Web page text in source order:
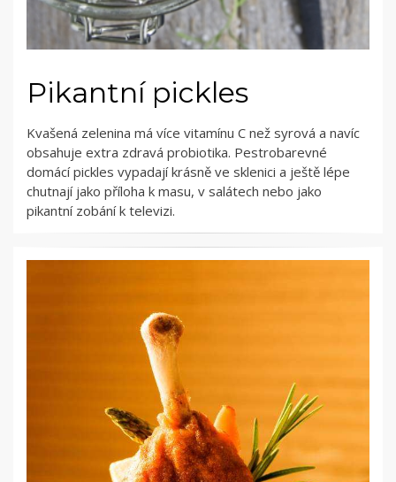
Pikantní pickles
Kvašená zelenina má více vitamínu C než syrová a navíc
obsahuje extra zdravá probiotika. Pestrobarevné
domácí pickles vypadají krásně ve sklenici a ještě lépe
chutnají jako příloha k masu, v salátech nebo jako
pikantní zobání k televizi.